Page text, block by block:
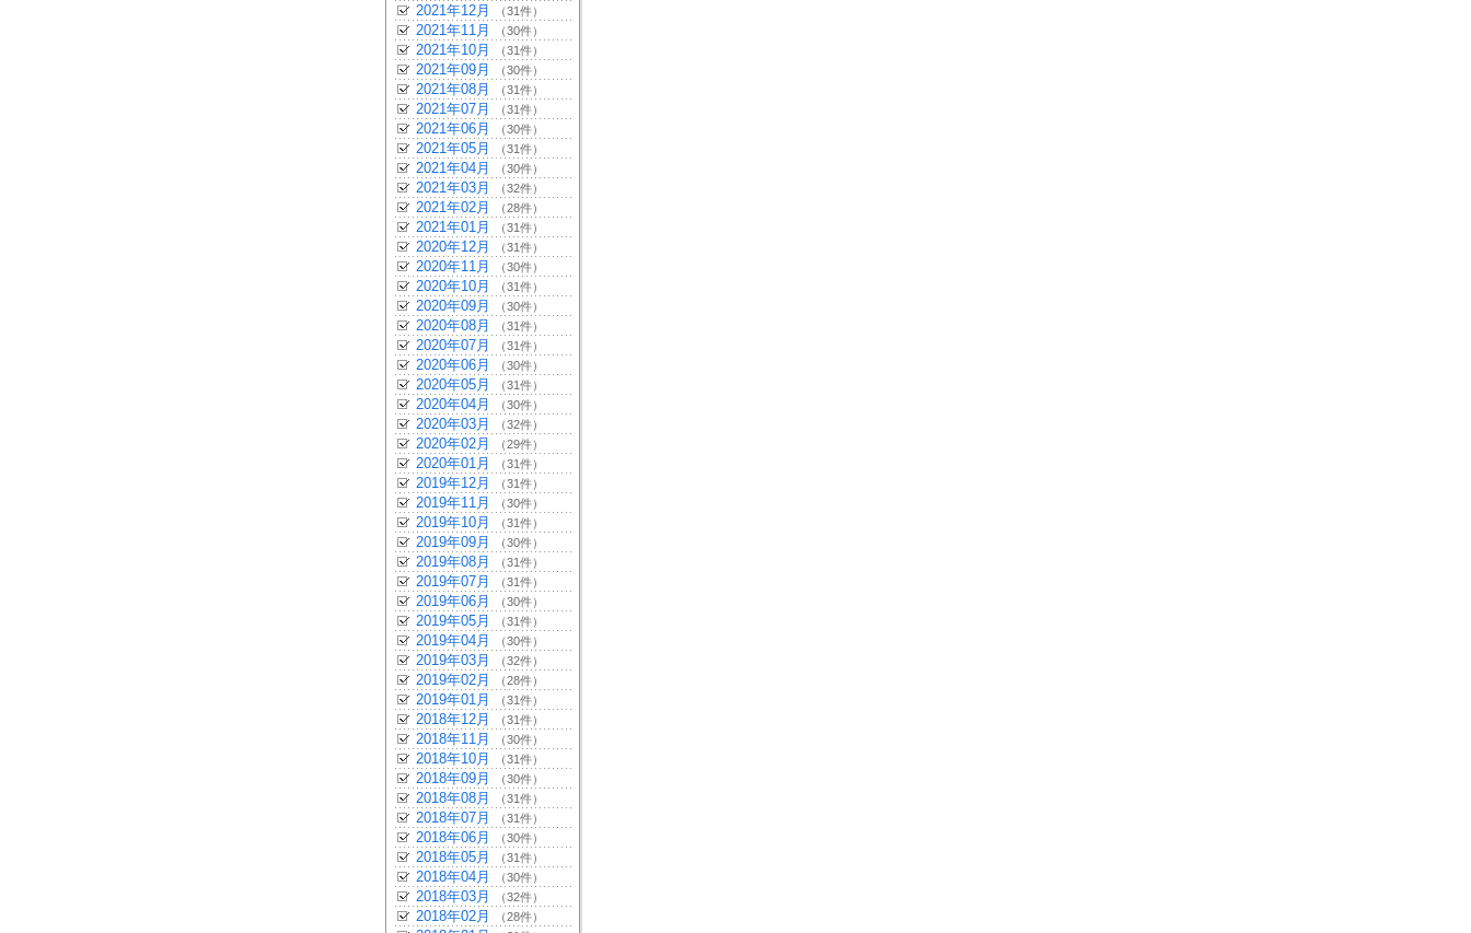
2021年12月 （31件）
2021年11月 （30件）
2021年10月 （31件）
2021年09月 （30件）
2021年08月 （31件）
2021年07月 （31件）
2021年06月 （30件）
2021年05月 （31件）
2021年04月 （30件）
2021年03月 （32件）
2021年02月 （28件）
2021年01月 （31件）
2020年12月 （31件）
2020年11月 （30件）
2020年10月 （31件）
2020年09月 （30件）
2020年08月 （31件）
2020年07月 （31件）
2020年06月 （30件）
2020年05月 （31件）
2020年04月 （30件）
2020年03月 （32件）
2020年02月 （29件）
2020年01月 （31件）
2019年12月 （31件）
2019年11月 （30件）
2019年10月 （31件）
2019年09月 （30件）
2019年08月 （31件）
2019年07月 （31件）
2019年06月 （30件）
2019年05月 （31件）
2019年04月 （30件）
2019年03月 （32件）
2019年02月 （28件）
2019年01月 （31件）
2018年12月 （31件）
2018年11月 （30件）
2018年10月 （31件）
2018年09月 （30件）
2018年08月 （31件）
2018年07月 （31件）
2018年06月 （30件）
2018年05月 （31件）
2018年04月 （30件）
2018年03月 （32件）
2018年02月 （28件）